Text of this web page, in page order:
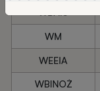
WM
WEEIA
WBINOŻ